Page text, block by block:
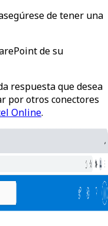
de tener una
de su
respuesta que desea
por otros conectores
Online.